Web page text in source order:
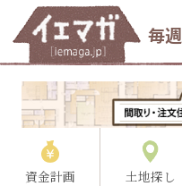
毎週
資金計画 土地探し